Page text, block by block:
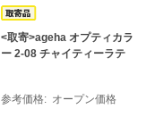
<取寄>ageha オプティカラ
ー 2-08 チャイティーラテ
参考価格 オープン価格